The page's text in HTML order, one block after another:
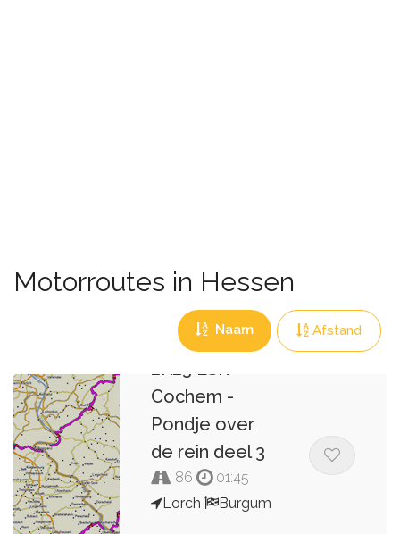
Motorroutes in Hessen
Naam Afstand
2K23 ESR
Cochem -
Pondje over
de rein deel 3
86
01:45
Lorch
Burgum